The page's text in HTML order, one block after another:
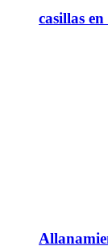
casillas